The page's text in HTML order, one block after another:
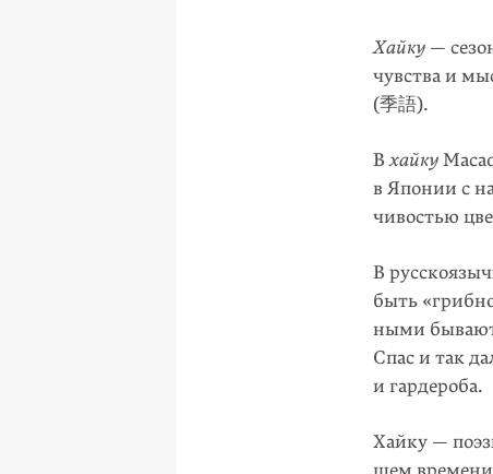
Хайку —
чувства и
(季語).
Вхайку
в Японии с
чивостью
В
быть
ными
Спас и так
и гардероба.
Хайку —